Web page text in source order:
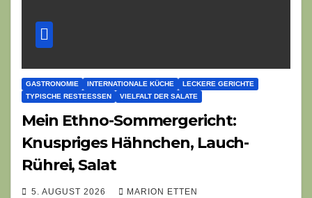
GASTRONOMIE INTERNATIONALE KÜCHE
LECKERE GERICHTE
TYPISCHE RESTEESSEN
VIELFALT DER SALATE
Mein Ethno-Sommergericht:
Knuspriges Hähnchen, Lauch-
Rührei, Salat
5. AUGUST 2026 MARION ETTEN